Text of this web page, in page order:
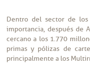
Dentro del sector de
importancia, después de
cercano a los 1.770
primas y pólizas de
principalmente a los